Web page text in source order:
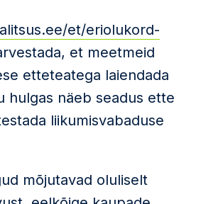
et/eriolukord-
et meetmeid
etteteatega laiendada
hulgas näeb seadus ette
liikumisvabaduse
mõjutavad oluliselt